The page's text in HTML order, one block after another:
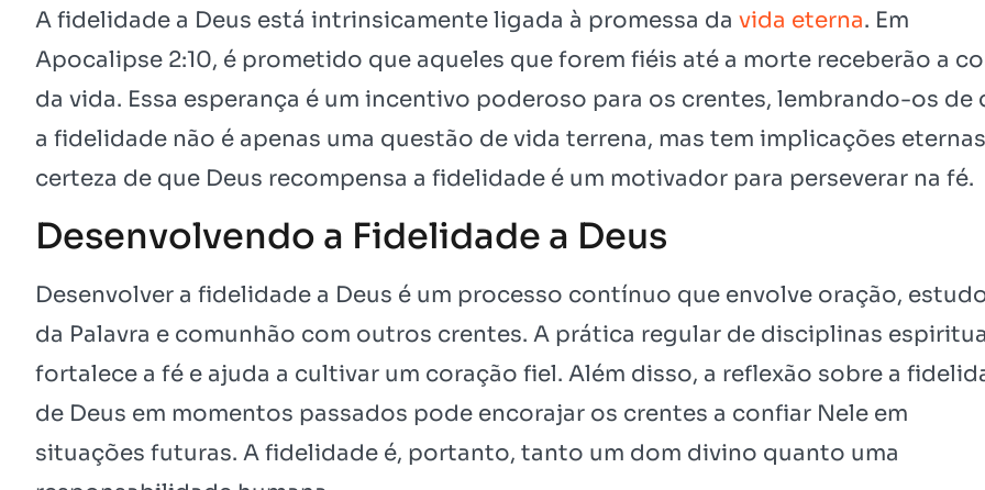
A fidelidade a Deus está intrinsicamente ligada à promessa da vida eterna. Em
Apocalipse 2:10, é prometido que aqueles que forem fiéis até a morte receberão a
da vida. Essa esperança é um incentivo poderoso para os crentes, lembrando-os de
a fidelidade não é apenas uma questão de vida terrena, mas tem implicações
certeza de que Deus recompensa a fidelidade é um motivador para perseverar na fé.
Desenvolvendo a Fidelidade a Deus
Desenvolver a fidelidade a Deus é um processo contínuo que envolve oração,
da Palavra e comunhão com outros crentes. A prática regular de disciplinas
fortalece a fé e ajuda a cultivar um coração fiel. Além disso, a reflexão sobre a
de Deus em momentos passados pode encorajar os crentes a confiar Nele em
situações futuras. A fidelidade é, portanto, tanto um dom divino quanto uma